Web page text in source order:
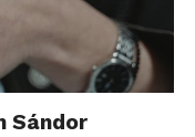
Sándor